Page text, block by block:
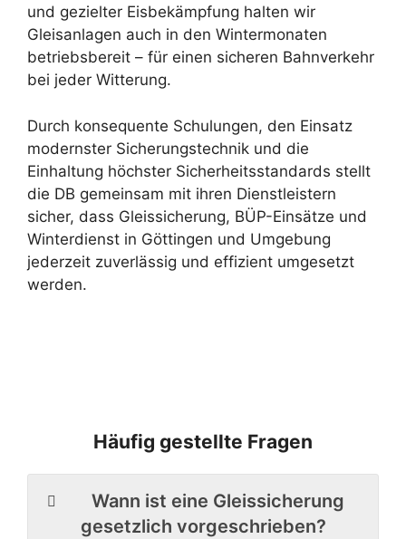
und gezielter Eisbekämpfung halten wir
Gleisanlagen auch in den Wintermonaten
betriebsbereit – für einen sicheren Bahnverkehr
bei jeder Witterung.
Durch konsequente Schulungen, den Einsatz
modernster Sicherungstechnik und die
Einhaltung höchster Sicherheitsstandards stellt
die DB gemeinsam mit ihren Dienstleistern
sicher, dass Gleissicherung, BÜP-Einsätze und
Winterdienst in Göttingen und Umgebung
jederzeit zuverlässig und effizient umgesetzt
werden.
Häufig gestellte Fragen
Wann ist eine Gleissicherung
gesetzlich vorgeschrieben?